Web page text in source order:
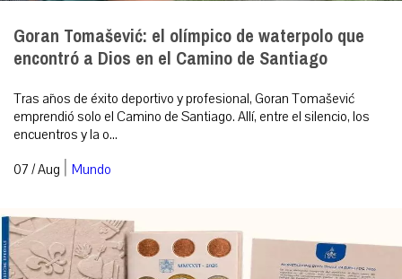
Goran Tomašević: el olímpico de waterpolo que
encontró a Dios en el Camino de Santiago
Tras años de éxito deportivo y profesional, Goran Tomašević
emprendió solo el Camino de Santiago. Allí, entre el silencio, los
encuentros y la o...
07 / Aug | Mundo